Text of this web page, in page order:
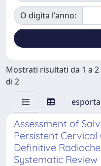
O digita l'anno:
Mostrati risultati da 1 a 2
di 2
Assessment of
Persistent
Definitive
Systematic Review